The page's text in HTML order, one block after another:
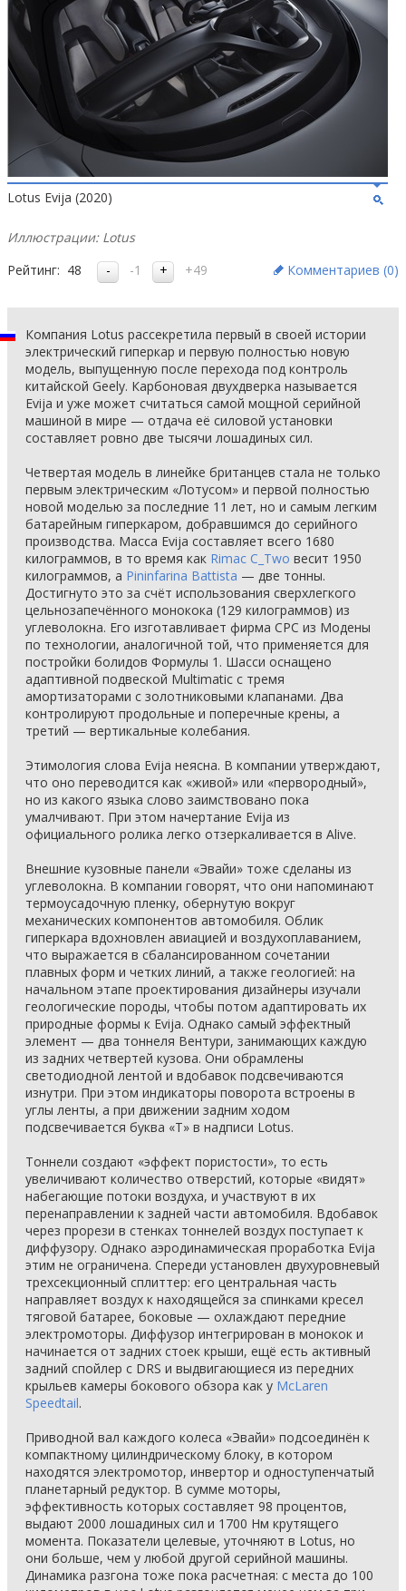
Lotus Evija (2020)
Иллюстрации: Lotus
Рейтинг: 48 -1 +49 Комментариев (0)
Компания Lotus рассекретила первый в своей истории
электрический гиперкар и первую полностью новую
модель, выпущенную после перехода под контроль
китайской Geely. Карбоновая двухдверка называется
Evija и уже может считаться самой мощной серийной
машиной в мире — отдача её силовой установки
составляет ровно две тысячи лошадиных сил.
Четвертая модель в линейке британцев стала не только
первым электрическим «Лотусом» и первой полностью
новой моделью за последние 11 лет, но и самым легким
батарейным гиперкаром, добравшимся до серийного
производства. Масса Evija составляет всего 1680
килограммов, в то время как Rimac C_Two весит 1950
килограммов, а Pininfarina Battista — две тонны.
Достигнуто это за счёт использования сверхлегкого
цельнозапечённого монокока (129 килограммов) из
углеволокна. Его изготавливает фирма CPC из Модены
по технологии, аналогичной той, что применяется для
постройки болидов Формулы 1. Шасси оснащено
адаптивной подвеской Multimatic с тремя
амортизаторами c золотниковыми клапанами. Два
контролируют продольные и поперечные крены, а
третий — вертикальные колебания.
Этимология слова Evija неясна. В компании утверждают,
что оно переводится как «живой» или «первородный»,
но из какого языка слово заимствовано пока
умалчивают. При этом начертание Evija из
официального ролика легко отзеркаливается в Alive.
Внешние кузовные панели «Эвайи» тоже сделаны из
углеволокна. В компании говорят, что они напоминают
термоусадочную пленку, обернутую вокруг
механических компонентов автомобиля. Облик
гиперкара вдохновлен авиацией и воздухоплаванием,
что выражается в сбалансированном сочетании
плавных форм и четких линий, а также геологией: на
начальном этапе проектирования дизайнеры изучали
геологические породы, чтобы потом адаптировать их
природные формы к Evija. Однако самый эффектный
элемент — два тоннеля Вентури, занимающих каждую
из задних четвертей кузова. Они обрамлены
светодиодной лентой и вдобавок подсвечиваются
изнутри. При этом индикаторы поворота встроены в
углы ленты, а при движении задним ходом
подсвечивается буква «T» в надписи Lotus.
Тоннели создают «эффект пористости», то есть
увеличивают количество отверстий, которые «видят»
набегающие потоки воздуха, и участвуют в их
перенаправлении к задней части автомобиля. Вдобавок
через прорези в стенках тоннелей воздух поступает к
диффузору. Однако аэродинамическая проработка Evija
этим не ограничена. Спереди установлен двухуровневый
трехсекционный сплиттер: его центральная часть
направляет воздух к находящейся за спинками кресел
тяговой батарее, боковые — охлаждают передние
электромоторы. Диффузор интегрирован в монокок и
начинается от задних стоек крыши, ещё есть активный
задний спойлер с DRS и выдвигающиеся из передних
крыльев камеры бокового обзора как у McLaren
Speedtail.
Приводной вал каждого колеса «Эвайи» подсоединён к
компактному цилиндрическому блоку, в котором
находятся электромотор, инвертор и одноступенчатый
планетарный редуктор. В сумме моторы,
эффективность которых составляет 98 процентов,
выдают 2000 лошадиных сил и 1700 Нм крутящего
момента. Показатели целевые, уточняют в Lotus, но
они больше, чем у любой другой серийной машины.
Динамика разгона тоже пока расчетная: с места до 100